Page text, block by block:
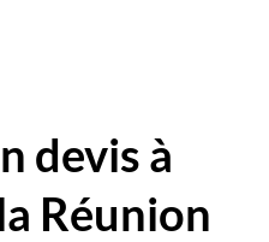
devis à
Réunion